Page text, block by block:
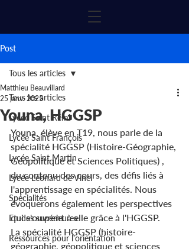
Post
Tous les articles
Lycée Saint Rémi
Lycée Saint François
Lycée Saint Martin
Lycée Léonard de Vinci
Spécialités
Etudes supérieures
Ressources pour l'orientation
Tous les articles
Youna, HGGSP
Matthieu Beauvillard
25 janv. 2025
Youna, élève en T19, nous parle de la
spécialité HGGSP (Histoire-Géographie,
Géopolitique et Sciences Politiques) ,
du contenu des cours, des défis liés à
l'apprentissage en spécialités. Nous
évoquerons également les perspectives
qui s'ouvrent à elle grâce à l'HGGSP.
La spécialité HGGSP (histoire-
géographie, géopolitique et sciences